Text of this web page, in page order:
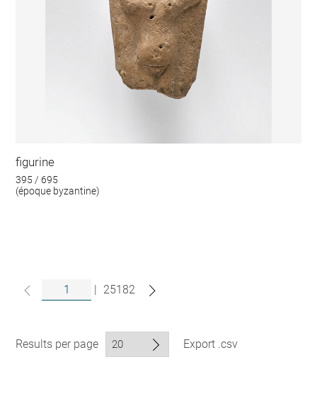
figurine
395 / 695
(époque byzantine)
| 25182
Results per page Export .csv